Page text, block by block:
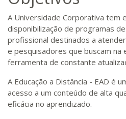
A Universidade Corporativa tem
disponibilização de programas
profissional destinados a
e pesquisadores que buscam na
ferramenta de constante
A Educação a Distância - EAD é
acesso a um conteúdo de alta
eficácia no aprendizado.